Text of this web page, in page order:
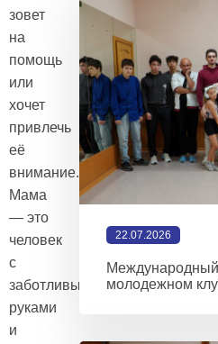
зовет
на
помощь
или
хочет
привлечь
её
внимание.
Мама
— это
человек
с
заботливыми
руками
и
22.07.2026
молодежном